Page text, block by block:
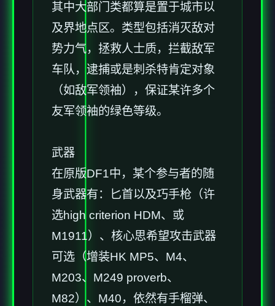
其中大部门类都算是置于城市以
及界地点区。类型包括消灭敌对
势力气，拯救人士质，拦截敌军
车队，逮捕或是刺杀特肯定对象
（如敌军领袖），保证某许多个
友军领袖的绿色等级。
武器
在原版DF1中，某个参与者的随
身武器有：匕首以及巧手枪（许
选high criterion HDM、或
M1911）、核心思希望攻击武器
可选（增装HK MP5、M4、
M203、M249 proverb、
M82）、M40，依然有手榴弹、